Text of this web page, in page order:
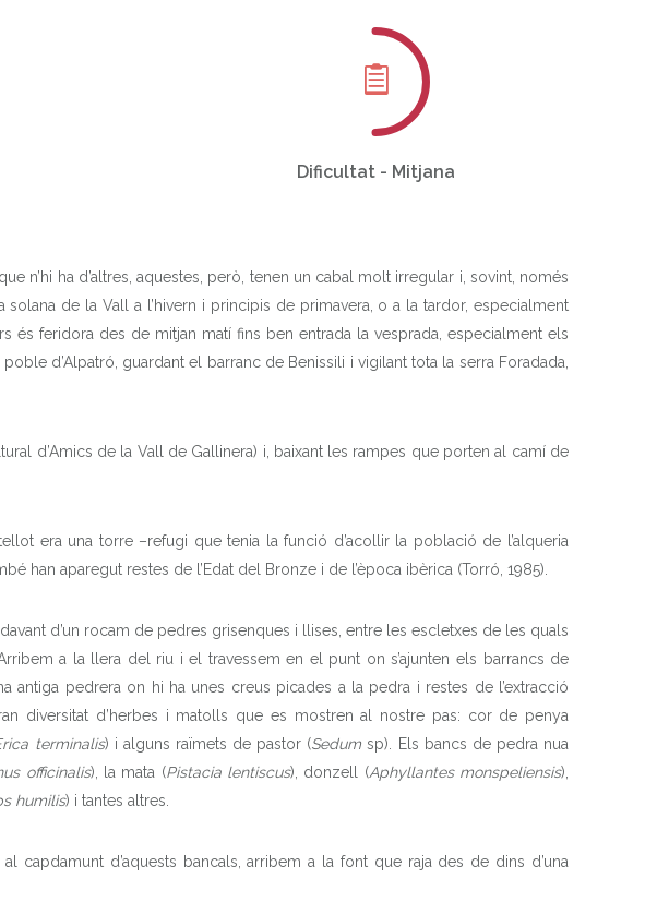
Dificultat - Mitjana
n’hi ha d’altres, aquestes, però, tenen un cabal molt irregular i, sovint, només
de la Vall a l’hivern i principis de primavera, o a la tardor, especialment
és feridora des de mitjan matí fins ben entrada la vesprada, especialment els
d’Alpatró, guardant el barranc de Benissili i vigilant tota la serra Foradada,
d’Amics de la Vall de Gallinera) i, baixant les rampes que porten al camí de
era una torre –refugi que tenia la funció d’acollir la població de l’alqueria
han aparegut restes de l’Edat del Bronze i de l’època ibèrica (Torró, 1985).
d’un rocam de pedres grisenques i llises, entre les escletxes de les quals
a la llera del riu i el travessem en el punt on s’ajunten els barrancs de
antiga pedrera on hi ha unes creus picades a la pedra i restes de l’extracció
diversitat d’herbes i matolls que es mostren al nostre pas: cor de penya
terminalis) i alguns raïmets de pastor (Sedumsp). Els bancs de pedra nua
officinalis), la mata (Pistacia lentiscus), donzell (Aphyllantes monspeliensis),
humilis) i tantes altres.
d’aquests bancals, arribem a la font que raja des de dins d’una